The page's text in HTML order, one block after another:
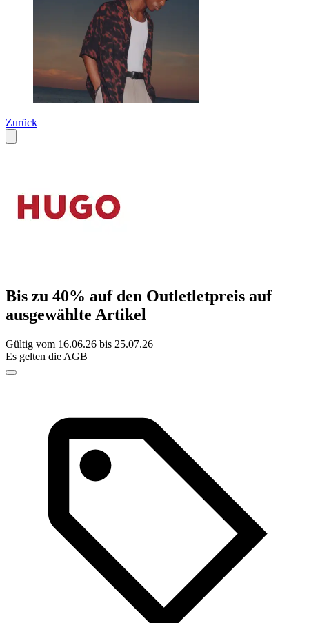
Zurück
Bis zu 40% auf den Outletletpreis auf
ausgewählte Artikel
Gültig vom 16.06.26 bis 25.07.26
Es gelten die AGB